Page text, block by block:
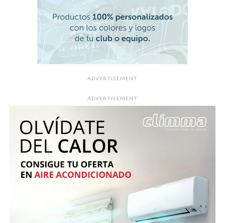
ADVERTISEMENT
ADVERTISEMENT